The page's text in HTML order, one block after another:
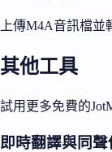
上傳M4A音訊檔並
其他工具
試用更多免費的
即時翻譯與同聲